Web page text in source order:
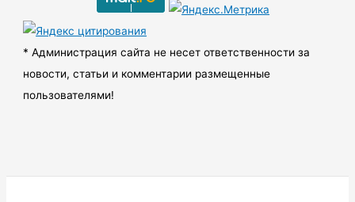
ы
* Администрация сайта не несет ответственности за
новости, статьи и комментарии размещенные
пользователями!